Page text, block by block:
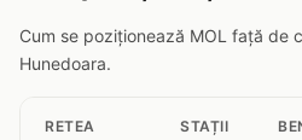
Cum se poziționează MOL față de
Hunedoara.
RETEA STAȚII